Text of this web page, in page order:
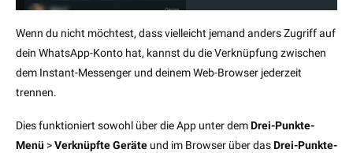
Wenn du nicht möchtest, dass vielleicht jemand anders Zugriff auf
dein WhatsApp-Konto hat, kannst du die Verknüpfung zwischen
dem Instant-Messenger und deinem Web-Browser jederzeit
trennen.
Dies funktioniert sowohl über die App unter demDrei-Punkte-
Menü >Verknüpfte Geräte und im Browser über dasDrei-Punkte-